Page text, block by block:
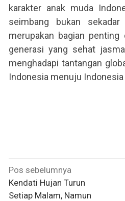
karakter anak muda
seimbang bukan
merupakan bagian penting
generasi yang sehat
menghadapi tantangan
Indonesia menuju
Navigasi
pos
Pos sebelumnya
Kendati Hujan Turun
Setiap Malam, Namun